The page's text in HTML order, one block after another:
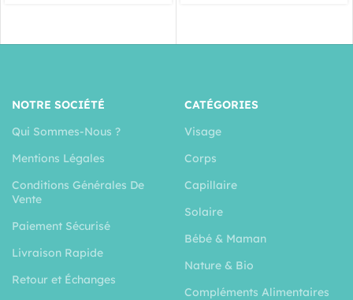
NOTRE SOCIÉTÉ
Qui Sommes-Nous ?
Mentions Légales
Conditions Générales De
Vente
Paiement Sécurisé
Livraison Rapide
Retour et Échanges
CATÉGORIES
Visage
Corps
Capillaire
Solaire
Bébé & Maman
Nature & Bio
Compléments Alimentaires